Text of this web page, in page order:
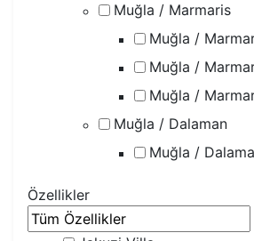
Muğla / Marmaris
Muğla /
Muğla /
Muğla /
Muğla / Dalaman
Muğla /
Özellikler